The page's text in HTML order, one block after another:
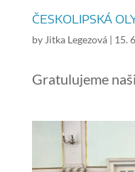
ČESKOLIPSKÁ
by Jitka Legezová| 15.
Gratulujeme